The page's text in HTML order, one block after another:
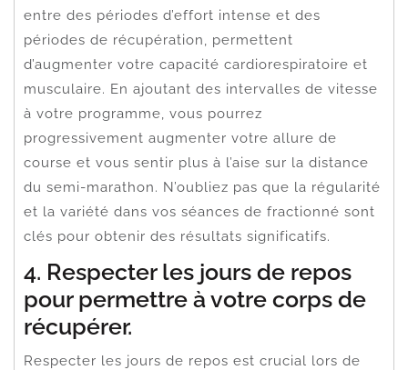
entre des périodes d’effort intense et des
périodes de récupération, permettent
d’augmenter votre capacité cardiorespiratoire et
musculaire. En ajoutant des intervalles de vitesse
à votre programme, vous pourrez
progressivement augmenter votre allure de
course et vous sentir plus à l’aise sur la distance
du semi-marathon. N’oubliez pas que la régularité
et la variété dans vos séances de fractionné sont
clés pour obtenir des résultats significatifs.
4. Respecter les jours de repos
pour permettre à votre corps de
récupérer.
Respecter les jours de repos est crucial lors de